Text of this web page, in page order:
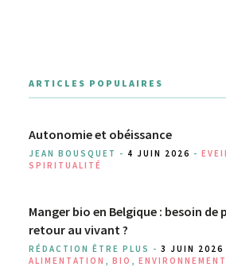
ARTICLES POPULAIRES
Autonomie et obéissance
JEAN BOUSQUET - 4 JUIN 2026 -
SPIRITUALITÉ
Manger bio en Belgique : besoin de
retour au vivant ?
RÉDACTION ÊTRE PLUS - 3 JUIN 2026
ALIMENTATION , BIO , ENVIRONNEMENT